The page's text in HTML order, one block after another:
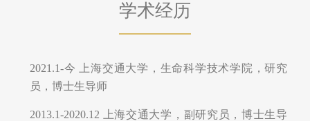
学术经历
2021.1-今 上海交通大学，生命科学技术学院，研究
员，博士生导师
2013.1-2020.12 上海交通大学，副研究员，博士生导